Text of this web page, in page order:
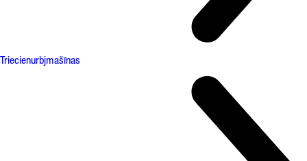
Triecienurbjmašīnas